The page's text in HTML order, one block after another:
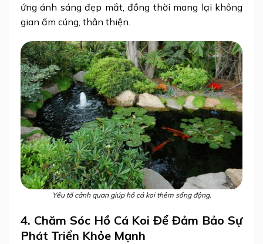
ứng ánh sáng đẹp mắt, đồng thời mang lại không
gian ấm cúng, thân thiện.
Yếu tố cảnh quan giúp hồ cá koi thêm sống động.
4. Chăm Sóc Hồ Cá Koi Để Đảm Bảo Sự
Phát Triển Khỏe Mạnh